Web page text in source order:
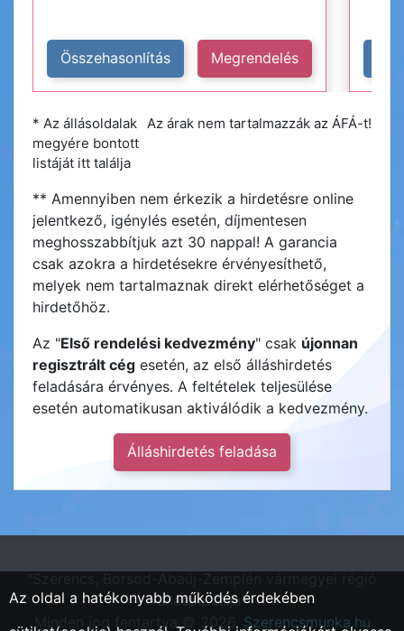
Összehasonlítás Megrendelés
Az árak nem tartalmazzák az ÁFÁ-t!
* Az állásoldalak
megyére bontott
listáját itt találja
** Amennyiben nem érkezik a hirdetésre online
jelentkező, igénylés esetén, díjmentesen
meghosszabbítjuk azt 30 nappal! A garancia
csak azokra a hirdetésekre érvényesíthető,
melyek nem tartalmaznak direkt elérhetőséget a
hirdetőhöz.
Az "Első rendelési kedvezmény" csak újonnan
regisztrált cég esetén, az első álláshirdetés
feladására érvényes. A feltételek teljesülése
esetén automatikusan aktiválódik a kedvezmény.
Álláshirdetés feladása
állásportálja"
Minden jog fentartva © 2026. Szerencsmunka.hu
Az oldal a hatékonyabb működés érdekében